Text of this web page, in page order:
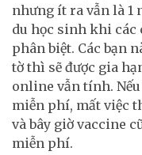
nhưng ít ra vẫn là 1
du học sinh khi các
phân biệt. Các bạn
tờ thì sẽ được gia
online vẫn tính.
miễn phí, mất việc
và bây giờ vaccine
miễn phí.